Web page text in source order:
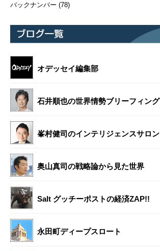
バックナンバー (78)
オデッセイ編集部
石井順也の世界情勢ブリーフィング
峯村健司のインテリジェンスサロン
奥山真司の戦略論から見た世界
Salt グッチーポストの経済ZAP!!
永田町ディープスロート